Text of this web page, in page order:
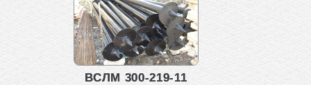
ВСЛМ 300-219-11